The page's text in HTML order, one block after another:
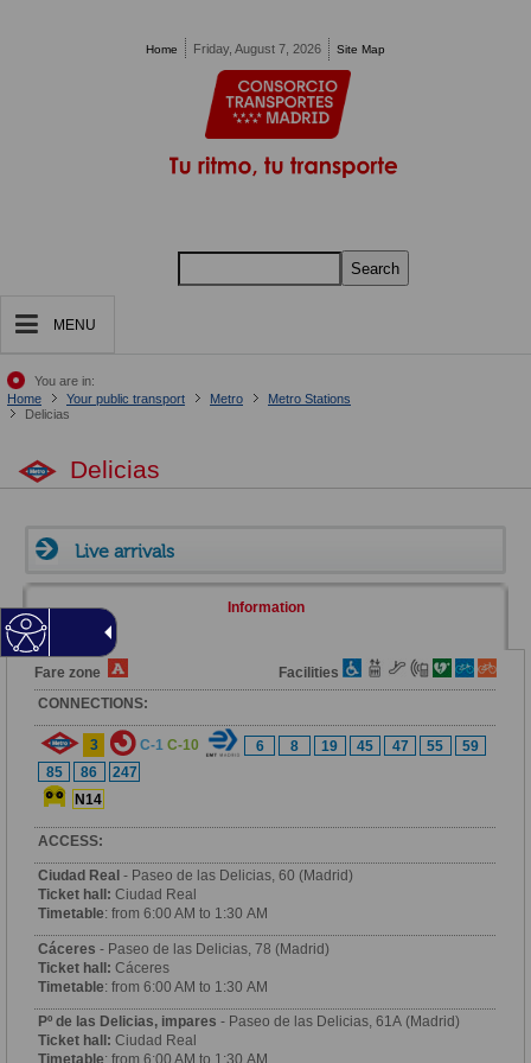
Home Friday, August 7, 2026 Site Map
Search
MENU
You are in:
Home
Your public transport Metro
Metro Stations
Delicias
Delicias
Live arrivals
Information
Fare zone
Facilities
CONNECTIONS:
3 C-1 C-10 6 8 19 45 47 55
59
85
86
247
N14
ACCESS:
Ciudad Real - Paseo de las Delicias, 60 (Madrid)
Ticket hall: Ciudad Real
Timetable: from 6:00 AM to 1:30 AM
Cáceres - Paseo de las Delicias, 78 (Madrid)
Ticket hall: Cáceres
Timetable: from 6:00 AM to 1:30 AM
Pº de las Delicias, impares - Paseo de las Delicias, 61A (Madrid)
Ticket hall: Ciudad Real